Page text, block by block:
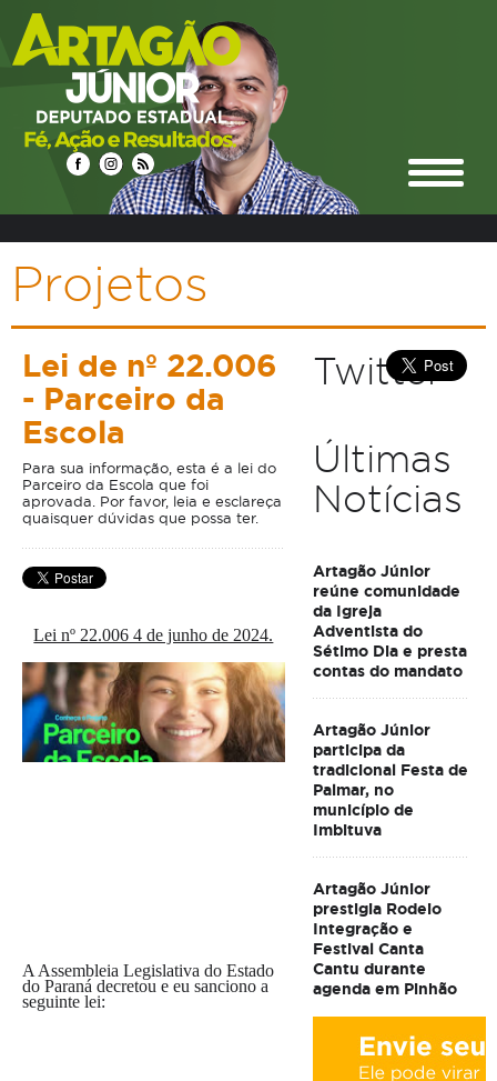
Projetos
Lei de nº 22.006
- Parceiro da
Escola
Para sua informação, esta é a lei do
Parceiro da Escola que foi
aprovada. Por favor, leia e esclareça
quaisquer dúvidas que possa ter.
Lei nº 22.006 4 de junho de 2024.
A Assembleia Legislativa do Estado
do Paraná decretou e eu sanciono a
seguinte lei:
Twitter
Últimas
Notícias
Artagão Júnior
reúne comunidade
da Igreja
Adventista do
Sétimo Dia e presta
contas do mandato
Artagão Júnior
participa da
tradicional Festa de
Palmar, no
município de
Imbituva
Artagão Júnior
prestigia Rodeio
Integração e
Festival Canta
Cantu durante
agenda em Pinhão